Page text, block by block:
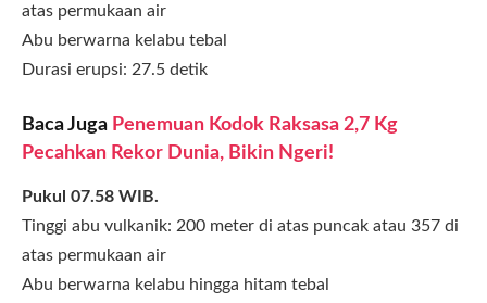
atas permukaan air
Abu berwarna kelabu tebal
Durasi erupsi: 27.5 detik
Baca Juga Penemuan Kodok Raksasa 2,7 Kg
Pecahkan Rekor Dunia, Bikin Ngeri!
Pukul 07.58 WIB.
Tinggi abu vulkanik: 200 meter di atas puncak atau 357 di
atas permukaan air
Abu berwarna kelabu hingga hitam tebal